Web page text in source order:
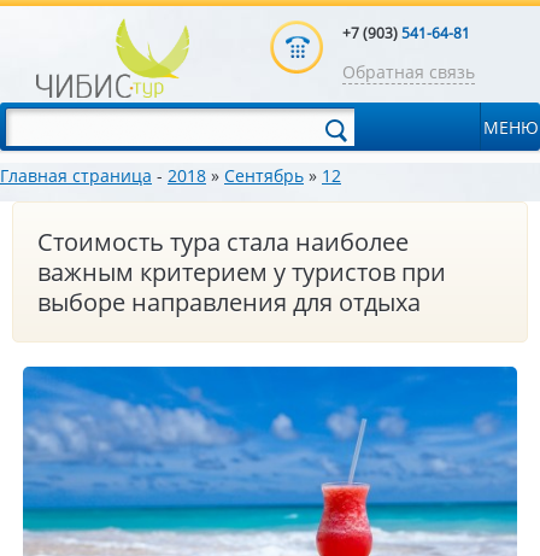
+7 (903)541-64-81
Обратная связь
МЕНЮ
Главная страница - 2018 » Сентябрь » 12
Стоимость тура стала наиболее
важным критерием у туристов при
выборе направления для отдыха